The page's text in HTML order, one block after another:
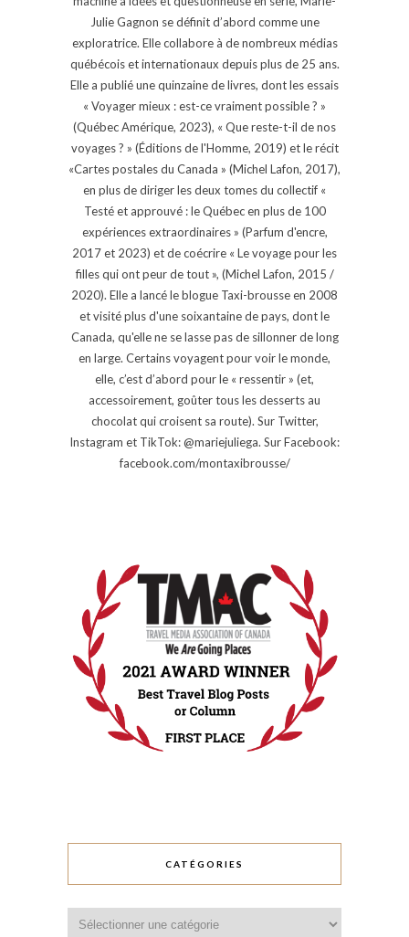
Julie Gagnon se définit d’abord comme une
exploratrice. Elle collabore à de nombreux médias
québécois et internationaux depuis plus de 25 ans.
Elle a publié une quinzaine de livres, dont les essais
« Voyager mieux : est-ce vraiment possible ? »
(Québec Amérique, 2023), « Que reste-t-il de nos
voyages ? » (Éditions de l'Homme, 2019) et le récit
«Cartes postales du Canada » (Michel Lafon, 2017),
en plus de diriger les deux tomes du collectif «
Testé et approuvé : le Québec en plus de 100
expériences extraordinaires » (Parfum d'encre,
2017 et 2023) et de coécrire « Le voyage pour les
filles qui ont peur de tout », (Michel Lafon, 2015 /
2020). Elle a lancé le blogue Taxi-brousse en 2008
et visité plus d'une soixantaine de pays, dont le
Canada, qu'elle ne se lasse pas de sillonner de long
en large. Certains voyagent pour voir le monde,
elle, c’est d’abord pour le « ressentir » (et,
accessoirement, goûter tous les desserts au
chocolat qui croisent sa route). Sur Twitter,
Instagram et TikTok: @mariejuliega. Sur Facebook:
facebook.com/montaxibrousse/
CATÉGORIES